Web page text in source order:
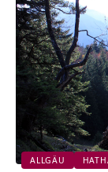
ALLGÄU